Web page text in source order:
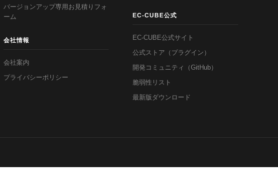
バージョンアップ専用お見積りフォ
ーム
会社情報
会社案内
プライバシーポリシー
EC-CUBE公式
EC-CUBE公式サイト
公式ストア（プラグイン）
開発コミュニティ（GitHub）
脆弱性リスト
最新版ダウンロード